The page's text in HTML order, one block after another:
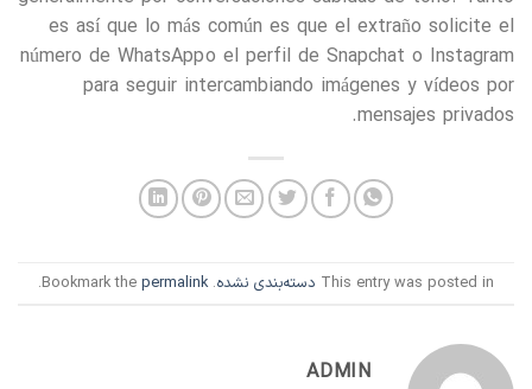
es así que lo más común es que el extraño solicite el
número de WhatsApp o el perfil de Snapchat o Instagram
para seguir intercambiando imágenes y vídeos por
mensajes privados.
This entry was posted in دسته‌بندی نشده. Bookmark the
permalink
.
ADMIN